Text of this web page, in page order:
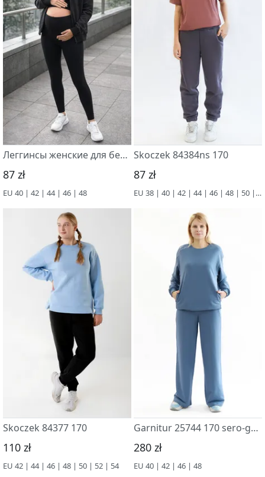
Леггинсы женские для беременных, мод. 56062
87 zł
EU 40 | 42 | 44 | 46 | 48
Skoczek 84384ns 170
87 zł
EU 38 | 40 | 42 | 44 | 46 | 48 | 50 | 52 | 54 | 56
Skoczek 84377 170
110 zł
EU 42 | 44 | 46 | 48 | 50 | 52 | 54
Garnitur 25744 170 sero-goluboj
280 zł
EU 40 | 42 | 46 | 48